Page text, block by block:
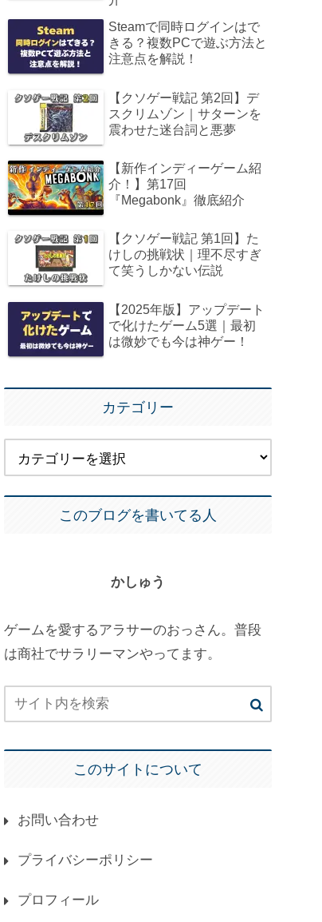
Steamで同時ログインはで
きる？複数PCで遊ぶ方法と
注意点を解説！
【クソゲー戦記 第2回】デ
スクリムゾン｜サターンを
震わせた迷台詞と悪夢
【新作インディーゲーム紹
介！】第17回
『Megabonk』徹底紹介
【クソゲー戦記 第1回】た
けしの挑戦状｜理不尽すぎ
て笑うしかない伝説
【2025年版】アップデート
で化けたゲーム5選｜最初
は微妙でも今は神ゲー！
カテゴリー
このブログを書いてる人
かしゅう
ゲームを愛するアラサーのおっさん。普段
は商社でサラリーマンやってます。
このサイトについて
お問い合わせ
プライバシーポリシー
プロフィール